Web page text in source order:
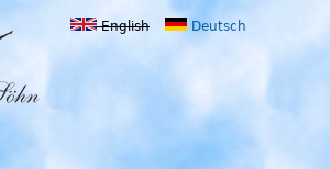
English Deutsch